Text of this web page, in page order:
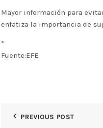
Mayor información para
enfatiza la importancia de
*
Fuente:EFE
PREVIOUS POST